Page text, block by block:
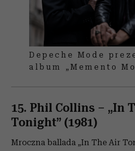
Depeche Mode
album „Memento
15. Phil Collins – „In
Tonight” (1981)
Mroczna ballada „In The Air